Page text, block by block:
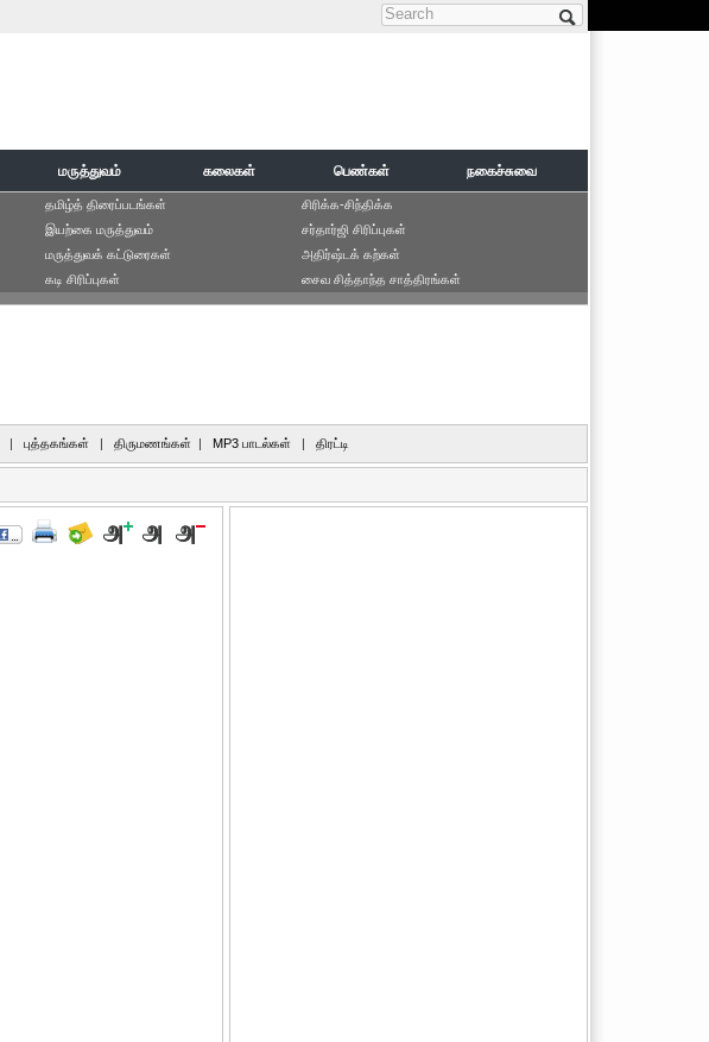
Search form
மருத்துவம் கலைகள் பெண்கள் நகைச்சுவை
தமிழ்த் திரைப்படங்கள்
இயற்கை மருத்துவம்
மருத்துவக் கட்டுரைகள்
கடி சிரிப்புகள்
சிரிக்க-சிந்திக்க
சர்தார்ஜி சிரிப்புகள்
அதிர்ஷ்டக் கற்கள்
சைவ சித்தாந்த சாத்திரங்கள்
| புத்தகங்கள் | திருமணங்கள் | MP3 பாடல்கள் | திரட்டி